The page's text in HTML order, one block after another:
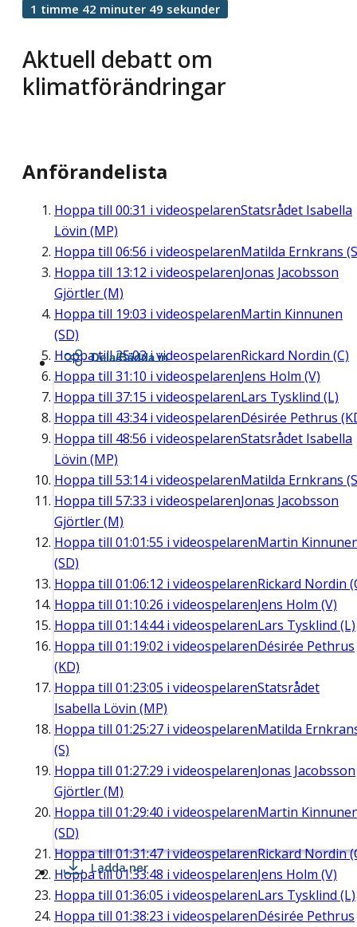
Aktuell debatt om
klimatförändringar
1 timme 42 minuter 49 sekunder
Anförandelista
Hoppa till 00:31 i videospelarenStatsrådet Isabella
Lövin (MP)
Hoppa till 06:56 i videospelarenMatilda Ernkrans
Hoppa till 13:12 i videospelarenJonas Jacobsson
Gjörtler (M)
Hoppa till 19:03 i videospelarenMartin Kinnunen
(SD)
Hoppa till25:03i videospelarenRickard Nordin (C)
Hoppa till 31:10 i videospelarenJens Holm (V)
Hoppa till 37:15 i videospelarenLars Tysklind (L)
Hoppa till 43:34i videospelarenDésirée Pethrus
Hoppa till 48:56 i videospelarenStatsrådet Isabella
Lövin (MP)
Hoppa till 53:14i videospelarenMatilda Ernkrans
Hoppa till 57:33 i videospelarenJonas Jacobsson
Gjörtler (M)
Hoppa till 01:01:55 i videospelarenMartin
(SD)
Hoppa till 01:06:12 i videospelarenRickard Nordin
Hoppa till 01:10:26 i videospelarenJens Holm (V)
Hoppa till 01:14:44i videospelarenLars Tysklind (L)
Hoppa till 01:19:02 i videospelarenDésirée Pethrus
(KD)
Hoppa till 01:23:05 i videospelarenStatsrådet
Isabella Lövin (MP)
Hoppa till 01:25:27 i videospelarenMatilda
(S)
Hoppa till 01:27:29 i videospelarenJonas Jacobsson
Gjörtler (M)
Hoppa till 01:29:40 i videospelarenMartin
(SD)
Hoppa till01:31:47i videospelarenRickard Nordin
Hoppa till01:33:48 i videospelarenJens Holm (V)
Hoppa till 01:36:05 i videospelarenLars Tysklind (L)
Hoppa till 01:38:23 i videospelarenDésirée Pethrus
Dela/Bädda in
Ladda ner